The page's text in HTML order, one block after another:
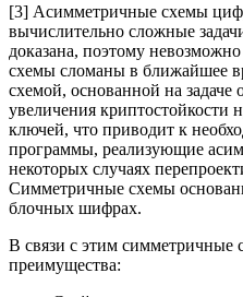
[3] Асимметричные схемы
вычислительно сложные
доказана, поэтому
схемы сломаны в ближайшее
схемой, основанной на задаче
увеличения криптостойкости
ключей, что приводит к
программы, реализующие
некоторых случаях
Симметричные схемы
блочных шифрах.
В связи с этим
преимущества: